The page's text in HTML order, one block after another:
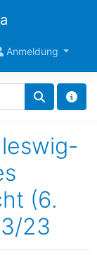
Anmeldung
(6.
23